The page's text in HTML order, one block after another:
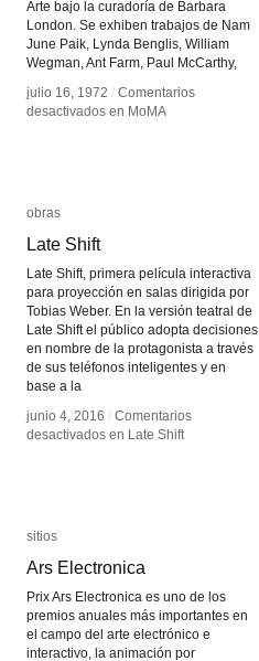
Arte bajo la curadoría de Barbara
London. Se exhiben trabajos de Nam
June Paik, Lynda Benglis, William
Wegman, Ant Farm, Paul McCarthy,
julio 16, 1972 / Comentarios
desactivados en MoMA
julio 16, 1972 / Comentarios
desactivados en MoMA
obras
Late Shift
Late Shift, primera película interactiva
para proyección en salas dirigida por
Tobias Weber. En la versión teatral de
Late Shift el público adopta decisiones
en nombre de la protagonista a través
de sus teléfonos inteligentes y en
base a la
junio 4, 2016 / Comentarios
desactivados en Late Shift
obras
Late Shift
junio 4, 2016 / Comentarios
desactivados en Late Shift
sitios
Ars Electronica
Prix Ars Electronica es uno de los
premios anuales más importantes en
el campo del arte electrónico e
interactivo, la animación por
sitios
Ars Electronica